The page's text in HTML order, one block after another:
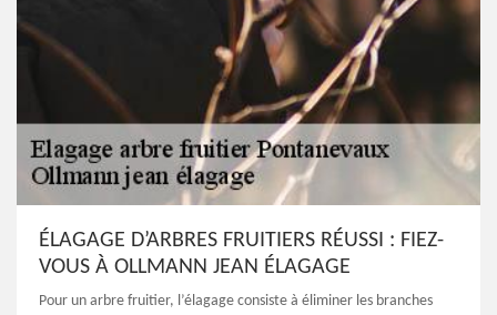
ÉLAGAGE D’ARBRES FRUITIERS RÉUSSI : FIEZ-
VOUS À OLLMANN JEAN ÉLAGAGE
Pour un arbre fruitier, l’élagage consiste à éliminer les branches